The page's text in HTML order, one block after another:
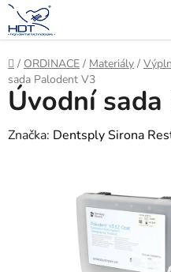
Přejít
na
obsah
Domů
/ ORDINACE / Materiály /
sada Palodent V3
Úvodní
Značka: Dentsply Sirona